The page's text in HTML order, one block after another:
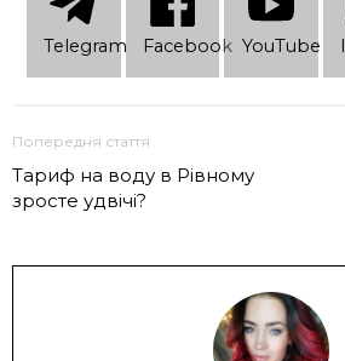
Telеgram Facebook YouTube
Попередня стаття
Тариф на воду в Рівному
зросте удвічі?